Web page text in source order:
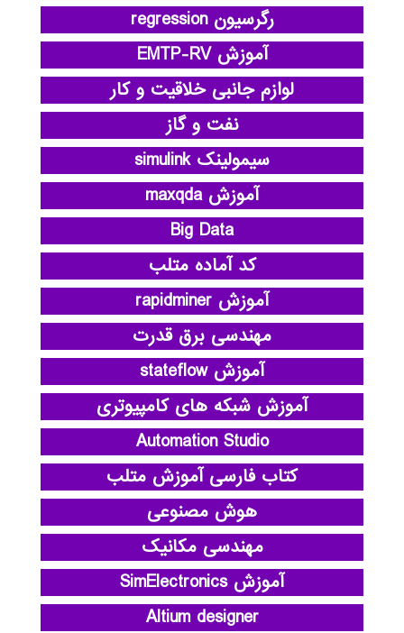
رگرسیون regression
آموزش EMTP-RV
لوازم جانبی خلاقیت و کار
نفت و گاز
سیمولینک simulink
آموزش maxqda
Big Data
کد آماده متلب
آموزش rapidminer
مهندسی برق قدرت
آموزش stateflow
آموزش شبکه های کامپیوتری
Automation Studio
کتاب فارسی آموزش متلب
هوش مصنوعی
مهندسی مکانیک
آموزش SimElectronics
Altium designer